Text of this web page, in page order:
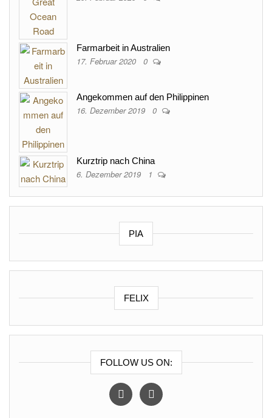
Farmarbeit in Australien
17. Februar 2020 0
Angekommen auf den Philippinen
16. Dezember 2019 0
Kurztrip nach China
6. Dezember 2019 1
PIA
FELIX
FOLLOW US ON:
instagramfacebook